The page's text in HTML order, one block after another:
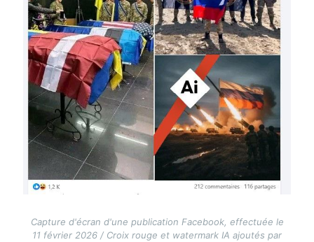
Capture d'écran d'une publication Facebook, effectuée le
11 février 2026 / Croix rouge et watermark IA ajoutés par